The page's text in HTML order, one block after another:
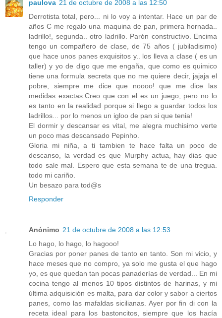
paulova 21 de octubre de 2008 a las 12:50
Derrotista total, pero... ni lo voy a intentar. Hace un par de
años C me regalo una maquina de pan, primera hornada..
ladrillo!, segunda.. otro ladrillo. Parón constructivo. Encima
tengo un compañero de clase, de 75 años ( jubiladisimo)
que hace unos panes exquisitos y.. los lleva a clase ( es un
taller) y yo de digo que me engaña, que como es quimico
tiene una formula secreta que no me quiere decir, jajaja el
pobre, siempre me dice que noooo! que me dice las
medidas exactas.Creo que con el es un juego, pero no lo
es tanto en la realidad porque si llego a guardar todos los
ladrillos... por lo menos un igloo de pan si que tenia!
El dormir y descansar es vital, me alegra muchisimo verte
un poco mas descansado Pepinho.
Gloria mi niña, a ti tambien te hace falta un poco de
descanso, la verdad es que Murphy actua, hay dias que
todo sale mal. Espero que esta semana te de una tregua.
todo mi cariño.
Un besazo para tod@s
Responder
Anónimo 21 de octubre de 2008 a las 12:53
Lo hago, lo hago, lo hagooo!
Gracias por poner panes de tanto en tanto. Son mi vicio, y
hace meses que no compro, ya solo me gusta el que hago
yo, es que quedan tan pocas panaderías de verdad... En mi
cocina tengo al menos 10 tipos distintos de harinas, y mi
última adquisición es malta, para dar color y sabor a ciertos
panes, como las mafaldas sicilianas. Ayer por fin di con la
receta ideal para los bastoncitos, siempre que los hacía